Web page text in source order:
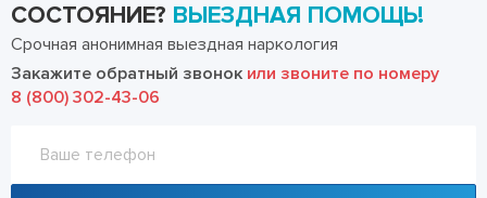
СОСТОЯНИЕ? ВЫЕЗДНАЯ ПОМОЩЬ!
Срочная анонимная выездная наркология
Закажите обратный звонок или звоните по номеру
8 (800) 302-43-06